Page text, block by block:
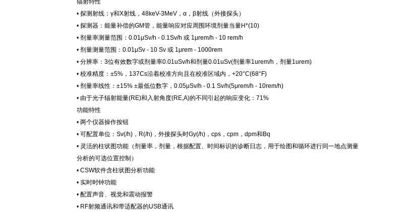
辐射特性
• 探测射线：γ和X射线，48keV-3MeV，α，β射线（外接探头）
• 探测器：能量补偿的GM管，能量响应对应周围环境剂量当量H*(10)
• 剂量率测量范围：0.01μSv/h - 0.1Sv/h 或 1μrem/h - 10 rem/h
• 剂量测量范围：0.01μSv - 10 Sv 或 1μrem - 1000rem
• 分辨率：3位有效数字或剂量率0.01uSv/h和剂量0.01uSv(剂量率1urem/h，剂量1urem)
• 校准精度：±5%，137Cs沿着校准方向且在校准区域内，+20°C(68°F)
• 剂量率线性：±15% ±最低位数字，0.05μSv/h - 0.1 Sv/h(5μrem/h - 10rem/h)
• 由于光子辐射能量(RE)和入射角度(RE,A)的不同引起的响应变化：71%
功能特性
• 两个仪器操作按钮
• 可配置单位：Sv(/h)，R(/h)，外接探头时Gy(/h)，cps，cpm，dpm和Bq
• 灵活的柱状图功能（剂量率，剂量，根据配置、时间标识的诊断日志，用于绘图和循环进行同一地点测量
分析的可选位置控制）
• CSW软件含柱状图分析功能
• 实时时钟功能
• 配置声音、视觉和震动报警
• RF射频通讯和带适配器的USB通讯